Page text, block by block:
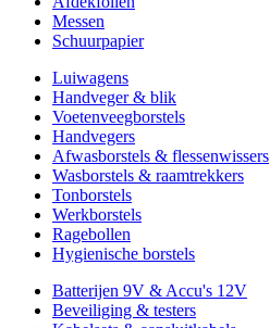
Messen
Schuurpapier
Luiwagens
Handveger & blik
Voetenveegborstels
Handvegers
Afwasborstels & flessenwissers
Wasborstels & raamtrekkers
Tonborstels
Werkborstels
Ragebollen
Hygienische borstels
Batterijen 9V & Accu's 12V
Beveiliging & testers